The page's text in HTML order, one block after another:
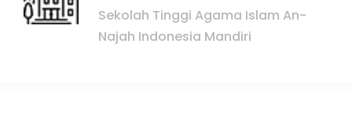
Sekolah Tinggi Agama Islam An-
Najah Indonesia Mandiri